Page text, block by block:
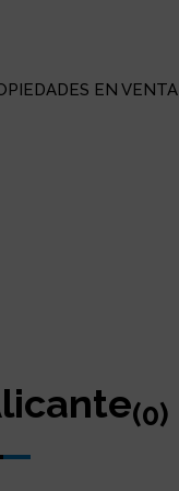
EN VENTA
(0)